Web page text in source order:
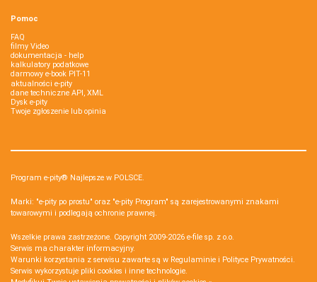
Pomoc
FAQ
filmy Video
dokumentacja - help
kalkulatory podatkowe
darmowy e-book PIT-11
aktualności e-pity
dane techniczne API, XML
Dysk e-pity
Twoje zgłoszenie lub opinia
Program e-pity® Najlepsze w POLSCE.
Marki: "e-pity po prostu" oraz "e-pity Program" są zarejestrowanymi znakami
towarowymi i podlegają ochronie prawnej.
Wszelkie prawa zastrzeżone. Copyright 2009-2026 e-file sp. z o.o.
Serwis ma charakter informacyjny.
Warunki korzystania z serwisu zawarte są w Regulaminie i Polityce Prywatności.
Serwis wykorzystuje pliki cookies i inne technologie.